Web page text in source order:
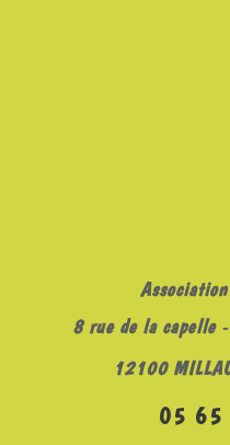
8 rue de la capelle-
12100
05 65